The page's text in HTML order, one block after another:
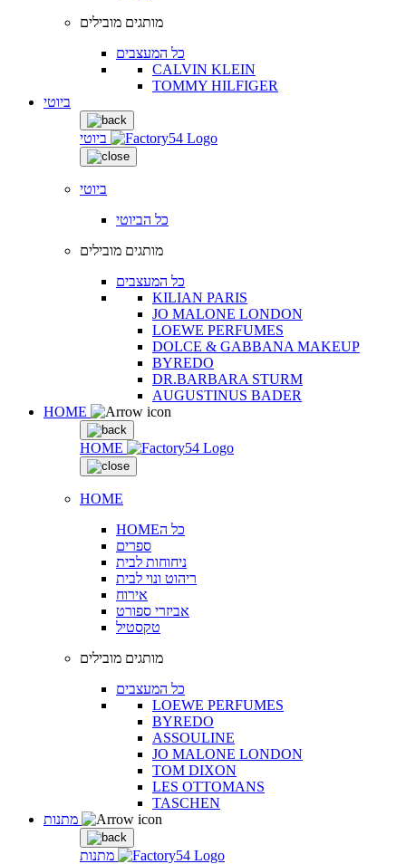
מותגים מובילים
כל המעצבים
CALVIN KLEIN
TOMMY HILFIGER
ביוטי
ביוטי
ביוטי
כל הביוטי
מותגים מובילים
כל המעצבים
KILIAN PARIS
JO MALONE LONDON
LOEWE PERFUMES
DOLCE & GABBANA MAKEUP
BYREDO
DR.BARBARA STURM
AUGUSTINUS BADER
HOME
HOME
HOME
HOMEכל ה
ספרים
ניחוחות לבית
ריהוט ונוי לבית
אירוח
אביזרי ספורט
טקסטיל
מותגים מובילים
כל המעצבים
LOEWE PERFUMES
BYREDO
ASSOULINE
JO MALONE LONDON
TOM DIXON
LES OTTOMANS
TASCHEN
מתנות